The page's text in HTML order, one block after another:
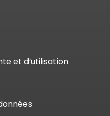
et d’utilisation